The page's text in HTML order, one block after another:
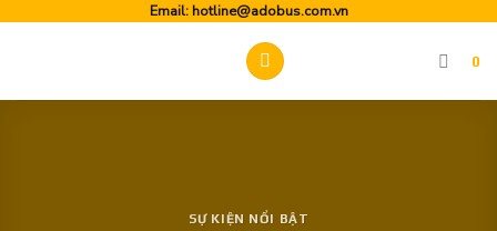
Email: hotline@adobus.com.vn
0
SỰ KIỆN NỔI BẬT